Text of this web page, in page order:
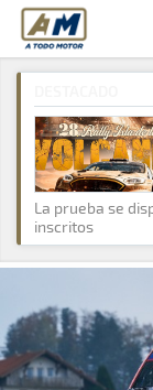
A Todo Motor
A Todo Motor »
La prueba se
inscritos